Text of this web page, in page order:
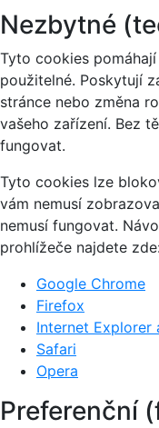
Nezbytné
Tyto cookies
použitelné. Poskytují
stránce nebo změna
vašeho zařízení. Bez
fungovat.
Tyto cookies lze
vám nemusí
nemusí fungovat.
prohlížeče najdete
Google Chrome
Firefox
Internet Explorer
Safari
Opera
Preferenční